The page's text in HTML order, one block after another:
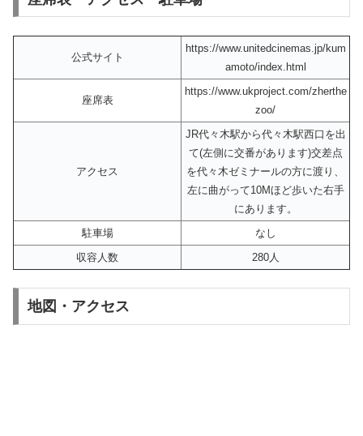
公式サイト
https://www.unitedcinemas.jp/kum
amoto/index.html
座席表
https://www.ukproject.com/zherthe
zoo/
アクセス
JR代々木駅から代々木駅西口を出
て(左側に交番があります)交差点
を代々木ゼミナールの方に渡り、
左に曲がって10Mほど歩いた右手
にあります。
駐車場
なし
収容人数
280人
地図・アクセス